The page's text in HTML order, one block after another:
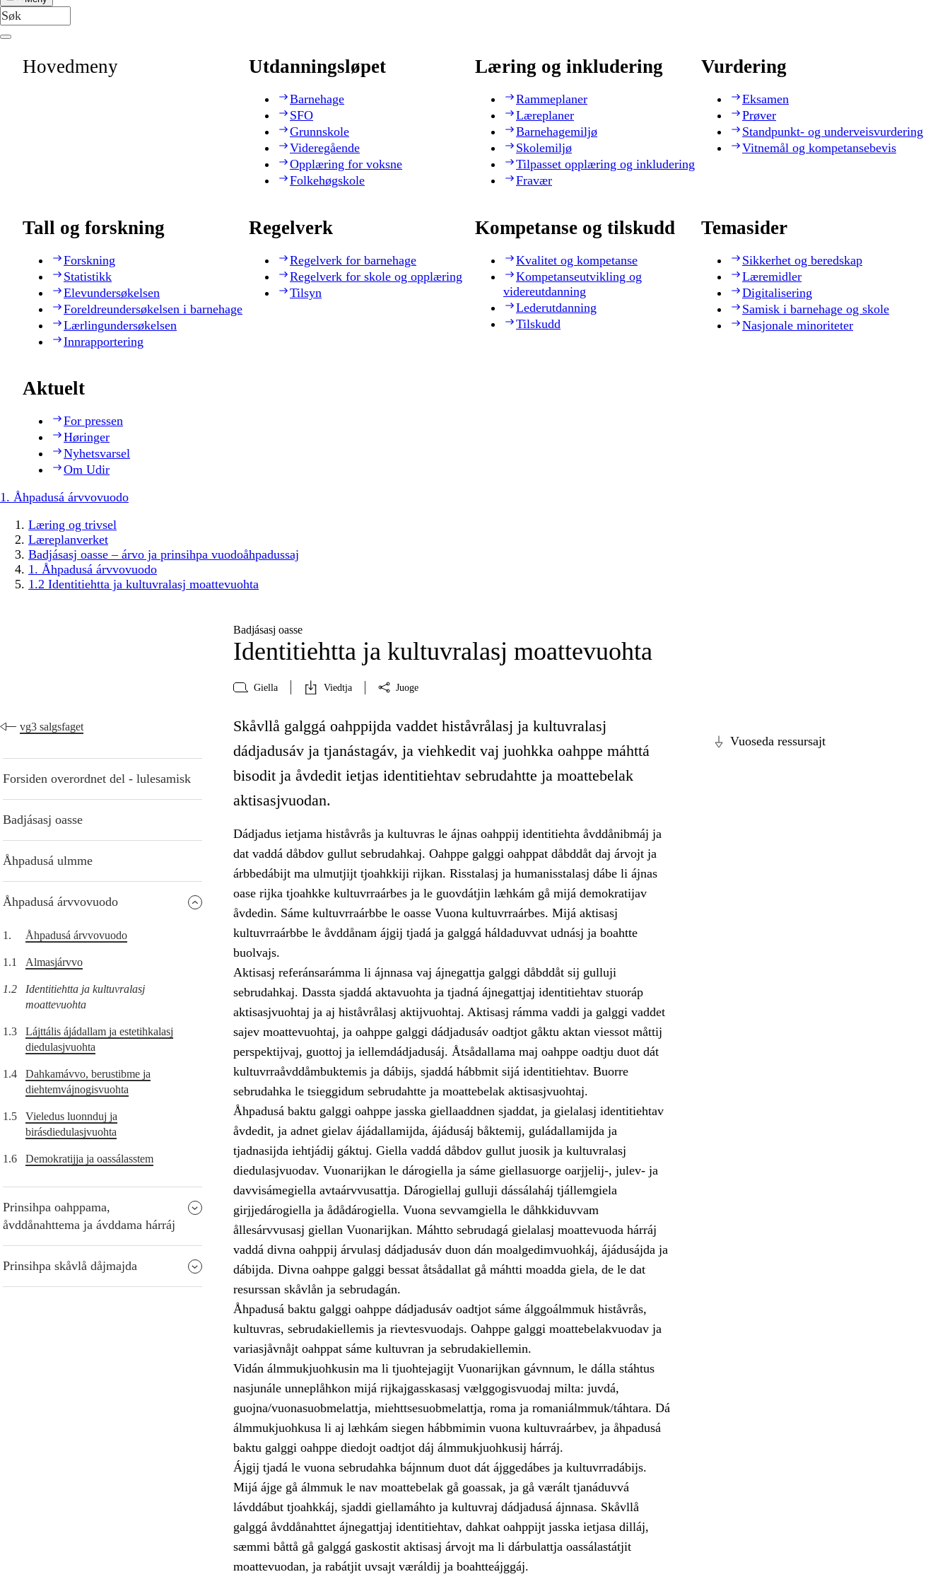
Hovedmeny Utdanningsløpet
Barnehage
SFO
Grunnskole
Videregående
Opplæring for voksne
Folkehøgskole
Læring og inkludering
Rammeplaner
Læreplaner
Barnehagemiljø
Skolemiljø
Tilpasset opplæring og inkludering
Fravær
Vurdering
Eksamen
Prøver
Standpunkt- og underveisvurdering
Vitnemål og kompetansebevis
Tall og forskning
Forskning
Statistikk
Elevundersøkelsen
Foreldreundersøkelsen i barnehage
Lærlingundersøkelsen
Innrapportering
Regelverk
Regelverk for barnehage
Regelverk for skole og opplæring
Tilsyn
Kompetanse og tilskudd
Kvalitet og kompetanse
Kompetanseutvikling og
videreutdanning
Lederutdanning
Tilskudd
Temasider
Sikkerhet og beredskap
Læremidler
Digitalisering
Samisk i barnehage og skole
Nasjonale minoriteter
Aktuelt
For pressen
Høringer
Nyhetsvarsel
Om Udir
1. Åhpadusá árvvovuodo
Læring og trivsel
Læreplanverket
Badjásasj oasse – árvo ja prinsihpa vuodoåhpadussaj
1. Åhpadusá árvvovuodo
1.2 Identitiehtta ja kultuvralasj moattevuohta
Badjásasj oasse
Identitiehtta ja kultuvralasj moattevuohta
Giella Viedtja Juoge
vg3 salgsfaget
Forsiden overordnet del - lulesamisk
Badjásasj oasse
Åhpadusá ulmme
Åhpadusá árvvovuodo
1. Åhpadusá árvvovuodo
1.1 Almasjárvvo
1.2
Identitiehtta ja kultuvralasj
moattevuohta
1.3
Lájttális ájádallam ja estetihkalasj
diedulasjvuohta
1.4
Dahkamávvo, berustibme ja
diehtemvájnogisvuohta
1.5
Vieledus luonnduj ja
birásdiedulasjvuohta
1.6 Demokratijja ja oassálasstem
Prinsihpa oahppama,
åvddånahttema ja ávddama hárráj
Prinsihpa skåvlå dåjmajda
Vuoseda ressursajt
Skåvllå galggá oahppijda vaddet histåvrålasj ja kultuvralasj
dádjadusáv ja tjanástagáv, ja viehkedit vaj juohkka oahppe máhttá
bisodit ja åvdedit ietjas identitiehtav sebrudahtte ja moattebelak
aktisasjvuodan.
Dádjadus ietjama histåvrås ja kultuvras le ájnas oahppij identitiehta åvddånibmáj ja
dat vaddá dåbdov gullut sebrudahkaj. Oahppe galggi oahppat dåbddåt daj árvojt ja
árbbedábijt ma ulmutjijt tjoahkkiji rijkan. Risstalasj ja humanisstalasj dábe li ájnas
oase rijka tjoahkke kultuvrraárbes ja le guovdátjin læhkám gå mijá demokratijav
åvdedin. Sáme kultuvrraárbbe le oasse Vuona kultuvrraárbes. Mijá aktisasj
kultuvrraárbbe le åvddånam ájgij tjadá ja galggá háldaduvvat udnásj ja boahtte
buolvajs.
Aktisasj referánsarámma li ájnnasa vaj ájnegattja galggi dåbddåt sij gulluji
sebrudahkaj. Dassta sjaddá aktavuohta ja tjadná ájnegattjaj identitiehtav stuoráp
aktisasjvuohtaj ja aj histåvrålasj aktijvuohtaj. Aktisasj rámma vaddi ja galggi vaddet
sajev moattevuohtaj, ja oahppe galggi dádjadusáv oadtjot gåktu aktan viessot måttij
perspektijvaj, guottoj ja iellemdádjadusáj. Åtsådallama maj oahppe oadtju duot dát
kultuvrraåvddåmbuktemis ja dábijs, sjaddá hábbmit sijá identitiehtav. Buorre
sebrudahka le tsieggidum sebrudahtte ja moattebelak aktisasjvuohtaj.
Åhpadusá baktu galggi oahppe jasska giellaaddnen sjaddat, ja gielalasj identitiehtav
åvdedit, ja adnet gielav ájádallamijda, ájádusáj båktemij, guládallamijda ja
tjadnasijda iehtjádij gáktuj. Giella vaddá dåbdov gullut juosik ja kultuvralasj
diedulasjvuodav. Vuonarijkan le dárogiella ja sáme giellasuorge oarjjelij-, julev- ja
davvisámegiella avtaárvvusattja. Dárogiellaj gulluji dássálaháj tjállemgiela
girjjedárogiella ja ådådárogiella. Vuona sevvamgiella le dåhkkiduvvam
ållesárvvusasj giellan Vuonarijkan. Máhtto sebrudagá gielalasj moattevuoda hárráj
vaddá divna oahppij árvulasj dádjadusáv duon dán moalgedimvuohkáj, ájádusájda ja
dábijda. Divna oahppe galggi bessat åtsådallat gå máhtti moadda giela, de le dat
resurssan skåvlån ja sebrudagán.
Åhpadusá baktu galggi oahppe dádjadusáv oadtjot sáme álggoálmmuk histåvrås,
kultuvras, sebrudakiellemis ja rievtesvuodajs. Oahppe galggi moattebelakvuodav ja
variasjåvnåjt oahppat sáme kultuvran ja sebrudakiellemin.
Vidán álmmukjuohkusin ma li tjuohtejagijt Vuonarijkan gávnnum, le dálla stáhtus
nasjunále unneplåhkon mijá rijkajgasskasasj vælggogisvuodaj milta: juvdá,
guojna/vuonasuobmelattja, miehttsesuobmelattja, roma ja romaniálmmuk/táhtara. Dá
álmmukjuohkusa li aj læhkám siegen hábbmimin vuona kultuvraárbev, ja åhpadusá
baktu galggi oahppe diedojt oadtjot dáj álmmukjuohkusij hárráj.
Ájgij tjadá le vuona sebrudahka bájnnum duot dát ájggedábes ja kultuvrradábijs.
Mijá ájge gå álmmuk le nav moattebelak gå goassak, ja gå værált tjanáduvvá
lávddábut tjoahkkáj, sjaddi giellamáhto ja kultuvraj dádjadusá ájnnasa. Skåvllå
galggá åvddånahttet ájnegattjaj identitiehtav, dahkat oahppijt jasska ietjasa dilláj,
sæmmi båttå gå galggá gaskostit aktisasj árvojt ma li dárbulattja oassálastátjit
moattevuodan, ja rabátjit uvsajt væráldij ja boahtteájggáj.